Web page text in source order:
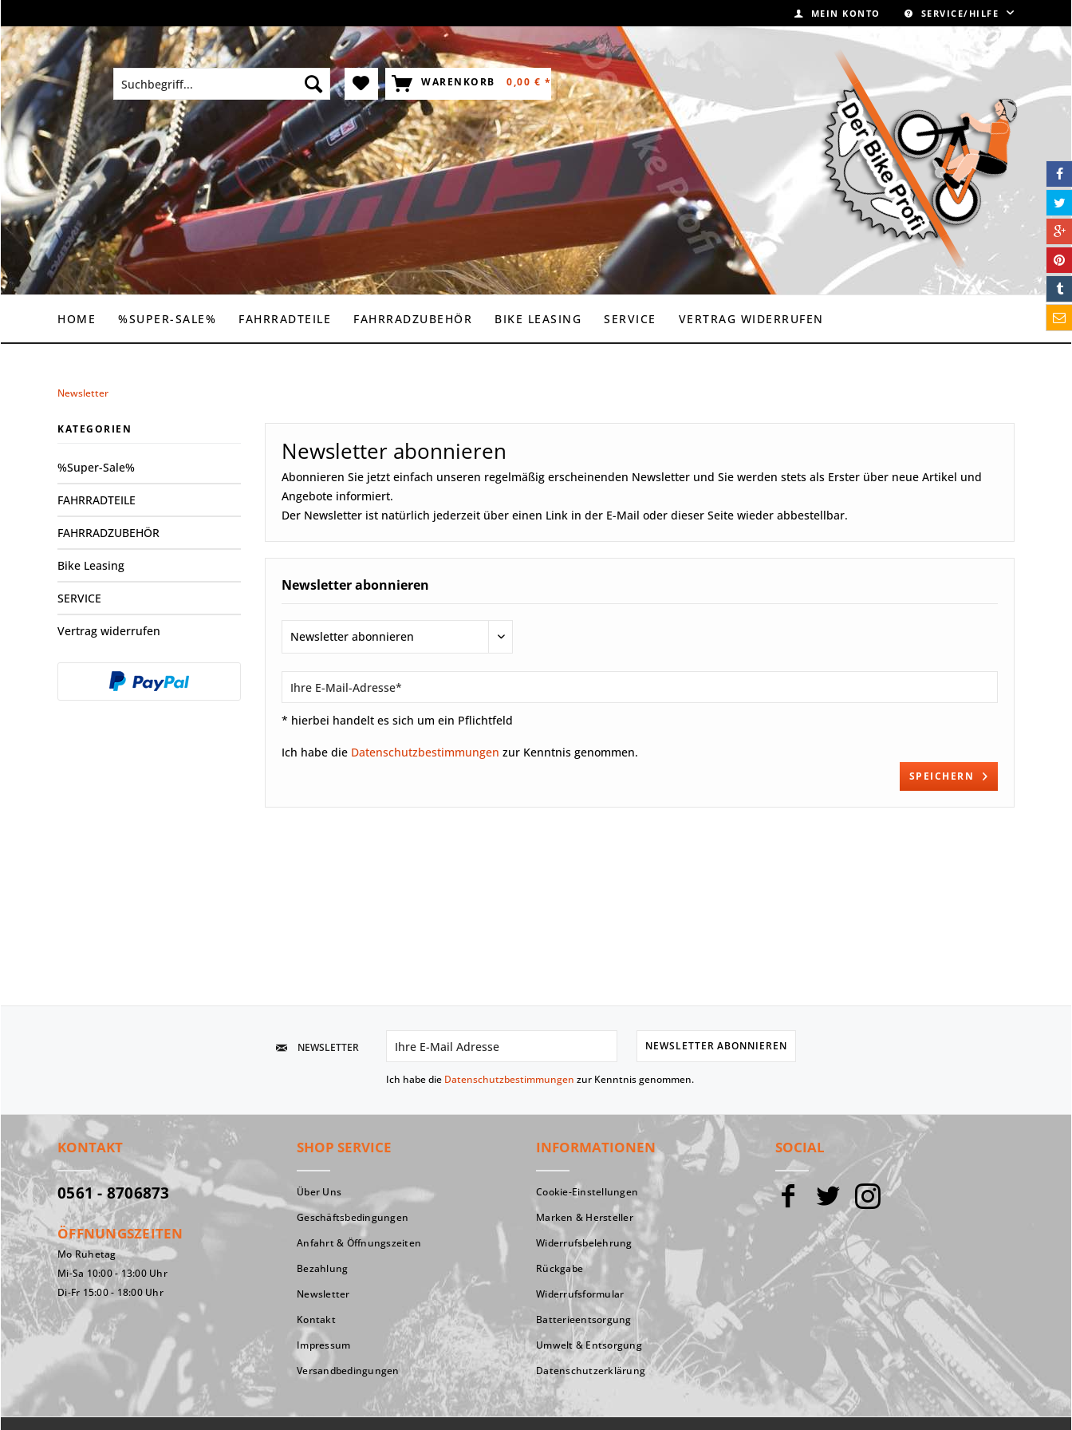
MEIN KONTO SERVICE/HILFE
WARENKORB 0,00 € *
HOME %SUPER-SALE% FAHRRADTEILE FAHRRADZUBEHÖR BIKE LEASING SERVICE VERTRAG WIDERRUFEN
Newsletter
KATEGORIEN
%Super-Sale%
FAHRRADTEILE
FAHRRADZUBEHÖR
Bike Leasing
SERVICE
Vertrag widerrufen
Newsletter abonnieren
Abonnieren Sie jetzt einfach unseren regelmäßig erscheinenden Newsletter und Sie werden stets als Erster über neue Artikel und
Angebote informiert.
Der Newsletter ist natürlich jederzeit über einen Link in der E-Mail oder dieser Seite wieder abbestellbar.
Newsletter abonnieren
* hierbei handelt es sich um ein Pflichtfeld
Ich habe die Datenschutzbestimmungen zur Kenntnis genommen.
SPEICHERN
NEWSLETTER NEWSLETTER ABONNIEREN
Ich habe die Datenschutzbestimmungen zur Kenntnis genommen.
KONTAKT
0561 - 8706873
ÖFFNUNGSZEITEN
Mo Ruhetag
Mi-Sa 10:00 - 13:00 Uhr
Di-Fr 15:00 - 18:00 Uhr
SHOP SERVICE
Über Uns
Geschäftsbedingungen
Anfahrt & Öffnungszeiten
Bezahlung
Newsletter
Kontakt
Impressum
Versandbedingungen
INFORMATIONEN
Cookie-Einstellungen
Marken & Hersteller
Widerrufsbelehrung
Rückgabe
Widerrufsformular
Batterieentsorgung
Umwelt & Entsorgung
Datenschutzerklärung
SOCIAL